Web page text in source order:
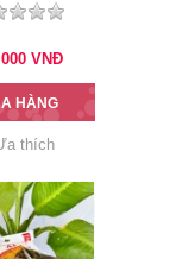
VNĐ
HÀNG
thích